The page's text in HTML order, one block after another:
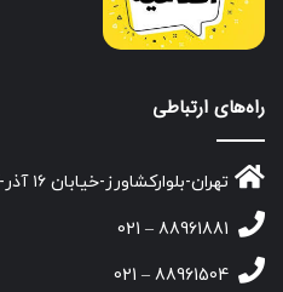
راه‌های ارتباطی
تهران-بلوارکشاورز-خیابان ۱۶ آذر-کوچه طاهری-پلاک ۴
88961881 – 021
88961504 – 021